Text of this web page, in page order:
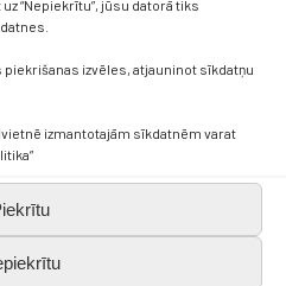
“Nepiekrītu”, jūsu datorā tiks
izvēles, atjauninot sīkdatņu
izmantotajām sīkdatnēm varat